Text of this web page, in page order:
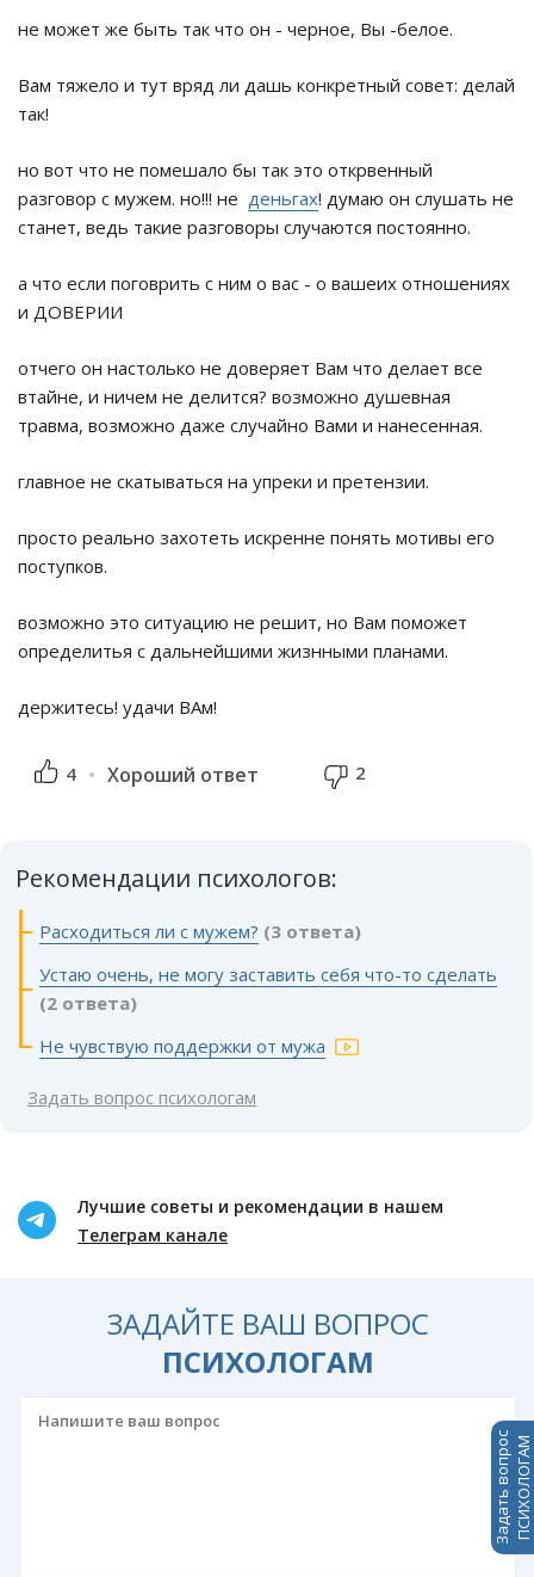
не может же быть так что он - черное, Вы -белое.
Вам тяжело и тут вряд ли дашь конкретный совет: делай
так!
но вот что не помешало бы так это открвенный
разговор с мужем. но!!! не деньгах! думаю он слушать не
станет, ведь такие разговоры случаются постоянно.
а что если поговрить с ним о вас - о вашеих отношениях
и ДОВЕРИИ
отчего он настолько не доверяет Вам что делает все
втайне, и ничем не делится? возможно душевная
травма, возможно даже случайно Вами и нанесенная.
главное не скатываться на упреки и претензии.
просто реально захотеть искренне понять мотивы его
поступков.
возможно это ситуацию не решит, но Вам поможет
определитья с дальнейшими жизнными планами.
держитесь! удачи ВАм!
4 Хороший ответ 2
Рекомендации психологов:
Расходиться ли с мужем? (3 ответа)
Устаю очень, не могу заставить себя что-то сделать
(2 ответа)
Не чувствую поддержки от мужа
Задать вопрос психологам
Лучшие советы и рекомендации в нашем
Телеграм канале
ЗАДАЙТЕ ВАШ ВОПРОС
ПСИХОЛОГАМ
Задать вопросПСИХОЛОГАМ